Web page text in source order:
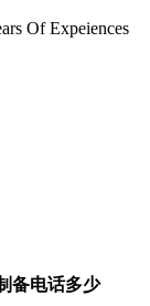
Of Expeiences
备电话多少